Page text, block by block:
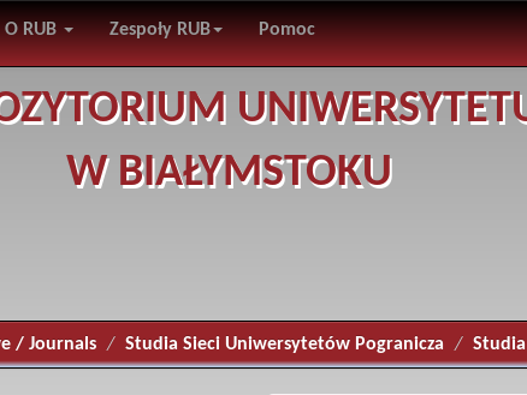
O RUB Zespoły RUB Pomoc
W BIAŁYMSTOKU
/ Journals Studia Sieci Uniwersytetów Pogranicza